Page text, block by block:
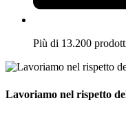
Più di 13.200
Lavoriamo nel rispetto